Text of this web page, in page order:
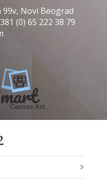
99v, Novi Beograd
(0) 65 222 38 79